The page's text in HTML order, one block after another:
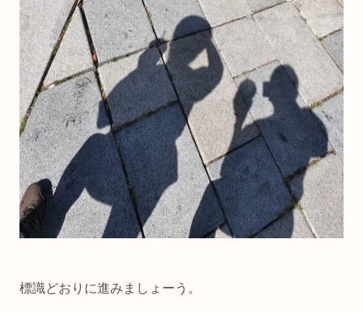
標識どおりに進みましょーう。